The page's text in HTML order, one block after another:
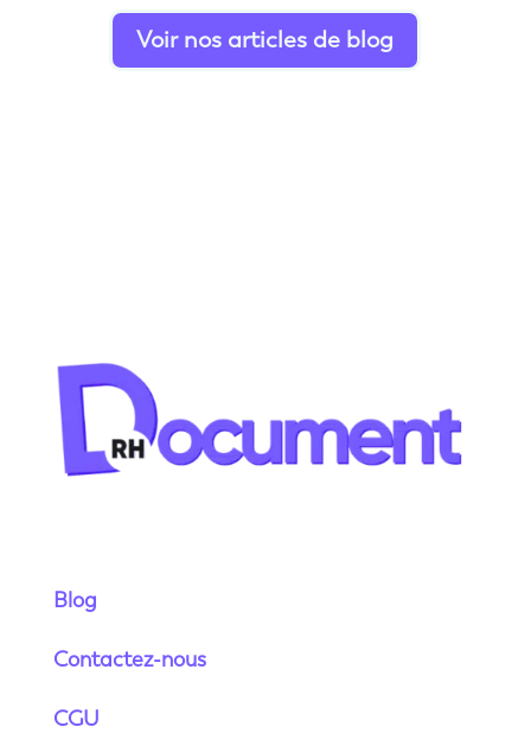
Voir nos articles de blog
Blog
Contactez-nous
CGU